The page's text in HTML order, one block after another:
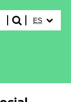
sesión
buscar"
ES